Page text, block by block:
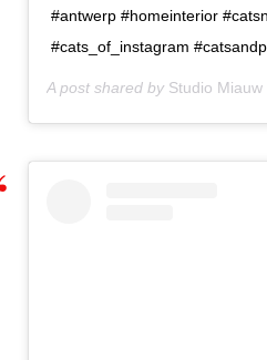
#antwerp #homeinterior
#cats_of_instagram
A post shared by Studio Miauw